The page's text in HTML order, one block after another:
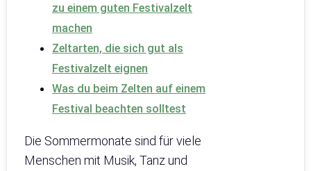
zu einem guten Festivalzelt
machen
Zeltarten, die sich gut als
Festivalzelt eignen
Was du beim Zelten auf einem
Festival beachten solltest
Die Sommermonate sind für viele
Menschen mit Musik, Tanz und